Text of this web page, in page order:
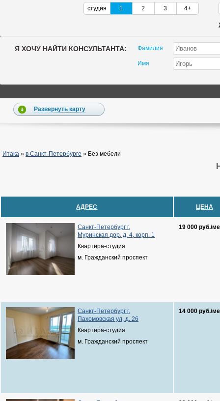
студия 1 2 3 4+
Я ХОЧУ НАЙТИ КОНСУЛЬТАНТА: Фамилия
Имя
Развернуть карту
Итака » в Санкт-Петербурге » Без мебели
АДРЕС ЦЕНА
Санкт-Петербург г,
Муринская дор, д. 4, корп. 1
Квартира-студия
м. Гражданский проспект
19 000 руб./
Санкт-Петербург г,
Пахомовская ул, д. 26
Квартира-студия
м. Гражданский проспект
14 000 руб./